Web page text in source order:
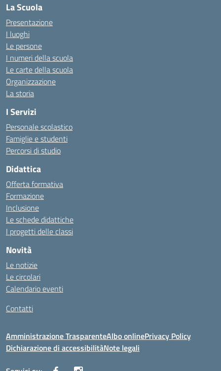
La Scuola
Presentazione
I luoghi
Le persone
I numeri della scuola
Le carte della scuola
Organizzazione
La storia
I Servizi
Personale scolastico
Famiglie e studenti
Percorsi di studio
Didattica
Offerta formativa
Formazione
Inclusione
Le schede didattiche
I progetti delle classi
Novità
Le notizie
Le circolari
Calendario eventi
Contatti
Amministrazione TrasparenteAlbo onlinePrivacy Policy
Dichiarazione di accessibilitàNote legali